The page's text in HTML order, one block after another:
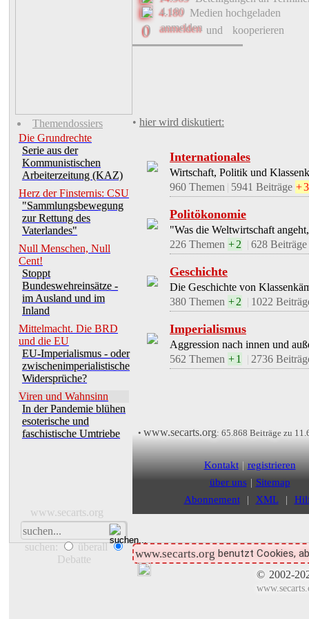
Themendossiers
Die Grundrechte
Serie aus der
Kommunistischen
Arbeiterzeitung (KAZ)
Herz der Finsternis: CSU
"Sammlungsbewegung
zur Rettung des
Vaterlandes"
Null Menschen, Null
Cent!
Stoppt
Bundeswehreinsätze -
im Ausland und im
Inland
Mittelmacht. Die BRD
und die EU
EU-Imperialismus - oder
zwischenimperialistische
Widersprüche?
Viren und Wahnsinn
In der Pandemie blühen
esoterische und
faschistische Umtriebe
www.secarts.org
suchen:
überall
Debatte
Reallohnverluste,
>>>>> Hintergrund: 4. gewerkschaft
Über Kunstfahrer
Navi macht dumm - sieht man immer
✓anmelden, um >>Commune-Forum
Antonio Rattin und die
Wer die Rote und Gelbe Karte im Fußball
✓anmelden, um >> Commune-Forumzu
Antiziganismus:
>>>>> Wenn solche Aussagen heute übe
✓anmelden, um >>Commune-Forumzu
• >
Drohender Faschismus in
Der Staat als Motor der Faschisierung -
✓anmelden, um >>Commune-Forumzu
Aufschlußreich im Hinblick auf das
>>Imperialismus
4.180 Medien hochgeladen
0 anmelden und kooperieren
• hier wird diskutiert:
Internationales
Wirtschaft, Politik und
960 Themen | 5941 Beiträge +
Politökonomie
"Was die Weltwirtschaft
226 Themen +2 | 628 Beiträge
Geschichte
Die Geschichte von
380 Themen +2 | 1022
Imperialismus
Aggression nach innen und
562 Themen +1 | 2736
• www.secarts.org: 65.868 Beiträge zu
Kontakt | registrieren
über uns | Sitemap
Abonnement
| XML |
www.secarts.org benutzt Cookies,
© 2002-